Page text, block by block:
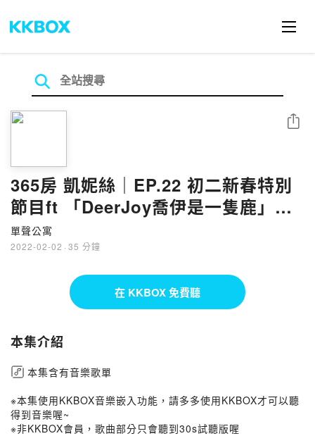
365房 凱妮絲｜EP.22 初二新春特別
節目ft 「DeerJoy喬伊是一隻鹿」
Suma aka仰德駕訓班的Suma
單聲公寓
2022-02-02 · 35 分鐘
分享
在 KKBOX 免費聽
本集介紹
本集含有音樂歌單
※本集使用KKBOX音樂嵌入功能，請多多使用KKBOX才可以聽
得到音樂喔~
※非KKBOX會員，歌曲部分只會聽到30s試聽版喔